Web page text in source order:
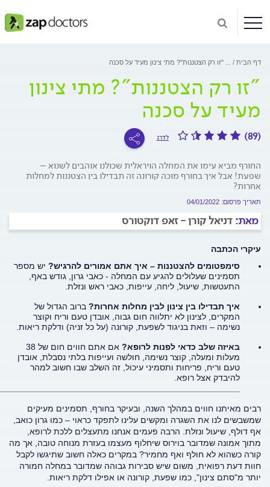
דף הבית "זו רק הצטננות"? מתי צינון מעיד על סכנה
"זו רק הצטננות"? מתי צינון
מעיד על סכנה
(89) לדרג
החורף מביא עימו את המחלה הויראלית שכולנו אוהבים לשנוא –
שפעת! אבל איך בחורף מוכה קורונה זה תבדילו בין הצטננות למחלות
אחרות?
תאריך פרסום: 04/01/2022
מאת: דניאל קורן - זאפ דוקטורס
עיקרי הכתבה
סימפטומים להצטננות – איך אתם אמורים להרגיש? יש מספר
תסמינים שעלולים להגיע עם המחלה - כאבי גרון, גודש באף,
התעטשות, שיעול, ליחה, עייפות, כאבי ראש ונזלת.
איך תבדילו בין צינון לבין מחלות אחרות? ברוב הגדול של
המקרים, לצינון לא יתלווה חום גבוה, אובדן טעם וריח וקוצר
נשימה – וזאת בניגוד לשפעת, קורונה (על כל זניה) ודלקת ריאות.
באיזה שלב כדאי לפנות לרופא?
אם אתם חווים חום של 38
מעלות ומעלה, קוצר נשימה, חולשה ועייפות בלתי נסבלת, אובדן
טעם וריח, פריחות ותסמיני עיכול, זה השלב שבו חשוב למהר
להיבדק אצל רופא.
רבים מאיתנו חווים במהלך השנה, ובעיקר בחורף, תסמינים מעיקים
שמשבשים לנו את השגרה ומקשים עלינו לתפקד כראוי – כמו גרון כואב,
אף דולף, שיעול ונזלת. הרבה פעמים אנחנו מתעצלים ללכת לרופא,
מתוך אמונה שמדובר בוירוס שיחלוף מעצמו בעזרת מנוחה טובה, אך מה
קורה כשהוא לא חולף ואף מחמיר? במקרים כאלה חשוב שתיגשו לקבל
חוות דעת רפואית, משום שיש סבירות גבוהה שמדובר במחלה חמורה
יותר מ"סתם צינון", כמו שפעת, קורונה או אפילו דלקת ריאות.